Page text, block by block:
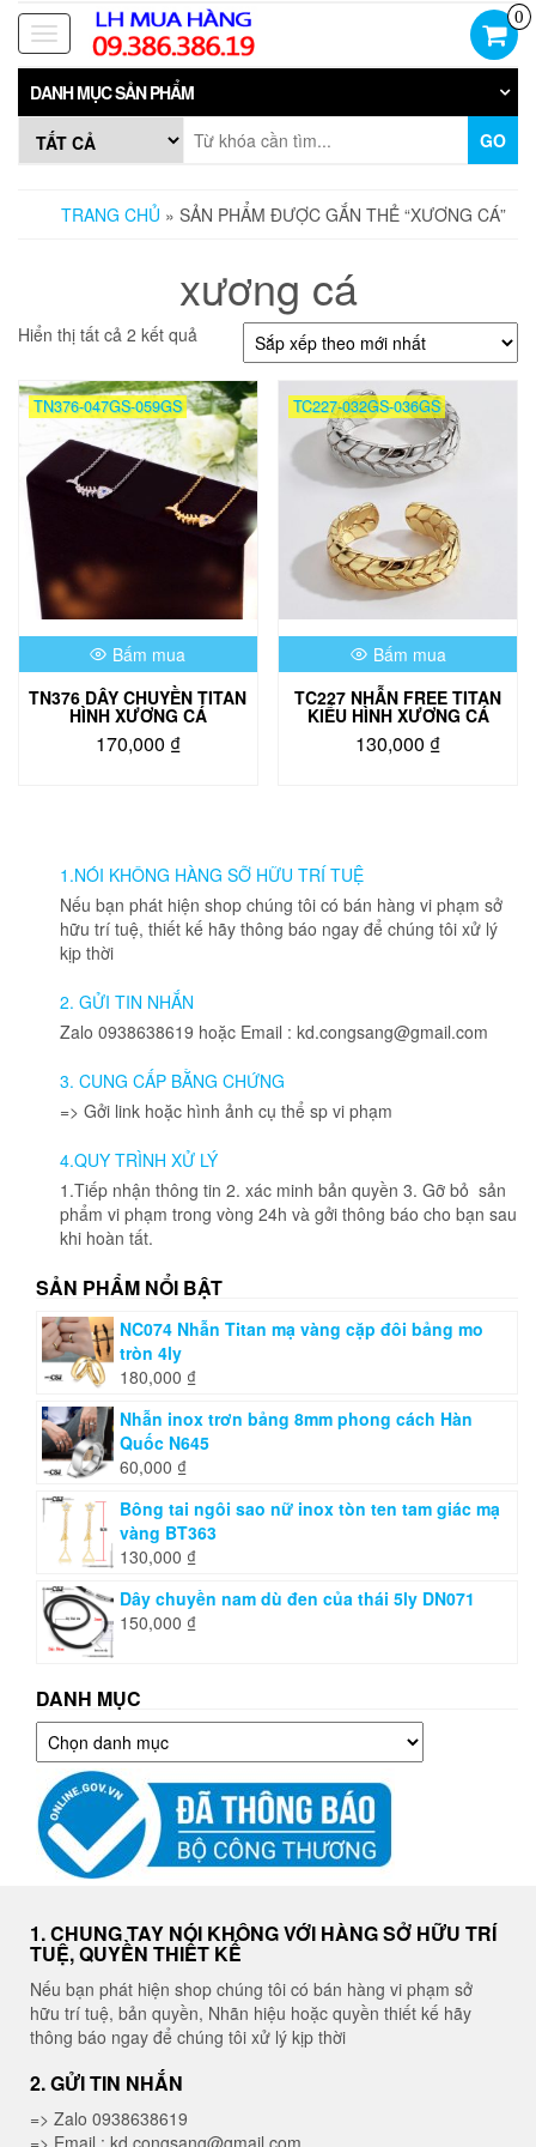
Skip
the
content
Toggle
navigation
0
DANH MỤC SẢN PHẨM
GO
TRANG CHỦ » SẢN PHẨM ĐƯỢC GẮN THẺ “XƯƠNG CÁ”
xương cá
Hiển thị tất cả 2 kết quả
xếp
theo
mới
nhất
TN376-047GS-059GS
Bấm mua
TN376 DÂY CHUYỀN TITAN
HÌNH XƯƠNG CÁ
170,000 ₫
nhiều
biến
thể.
Các
chọn
có
thể
được
chọn
trên
sản
phẩm
TC227-032GS-036GS
Bấm mua
TC227 NHẪN FREE TITAN
KIỂU HÌNH XƯƠNG CÁ
130,000 ₫
1.NÓI KHÔNG HÀNG SỠ HỮU TRÍ TUỆ
Nếu bạn phát hiện shop chúng tôi có bán hàng vi phạm sở
hữu trí tuệ, thiết kế hãy thông báo ngay để chúng tôi xử lý
kịp thời
2. GỬI TIN NHẮN
Zalo 0938638619 hoặc Email : kd.congsang@gmail.com
3. CUNG CẤP BẰNG CHỨNG
=> Gởi link hoặc hình ảnh cụ thể sp vi phạm
4.QUY TRÌNH XỬ LÝ
1.Tiếp nhận thông tin 2. xác minh bản quyền 3. Gỡ bỏ sản
phẩm vi phạm trong vòng 24h và gởi thông báo cho bạn sau
khi hoàn tất.
SẢN PHẨM NỔI BẬT
NC074 Nhẫn Titan mạ vàng cặp đôi bảng mo
tròn 4ly
180,000 ₫
Nhẫn inox trơn bảng 8mm phong cách Hàn
Quốc N645
60,000 ₫
Bông tai ngôi sao nữ inox tòn ten tam giác mạ
vàng BT363
130,000 ₫
Dây chuyền nam dù đen của thái 5ly DN071
150,000 ₫
DANH MỤC
Danh
mục
1. CHUNG TAY NÓI KHÔNG VỚI HÀNG SỞ HỮU TRÍ
TUỆ, QUYỀN THIẾT KẾ
Nếu bạn phát hiện shop chúng tôi có bán hàng vi phạm sở
hữu trí tuệ, bản quyền, Nhãn hiệu hoặc quyền thiết kế hãy
thông báo ngay để chúng tôi xử lý kịp thời
2. GỬI TIN NHẮN
=> Zalo 0938638619
=> Email : kd.congsang@gmail.com